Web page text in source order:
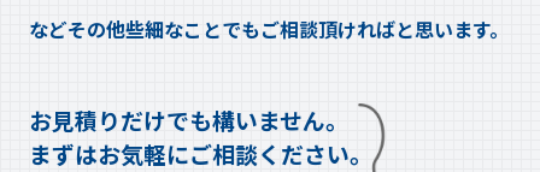
などその他些細なことでもご相談頂ければと思います。
お見積りだけでも構いません。
まずはお気軽にご相談ください。